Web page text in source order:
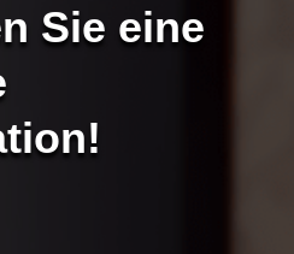
Sie eine